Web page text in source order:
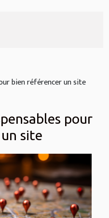
bien référencer un site
pour
site